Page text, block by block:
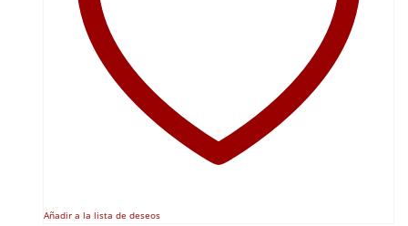
Añadir a la lista de deseos